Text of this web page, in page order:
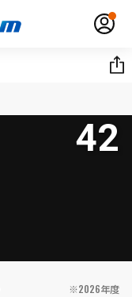
42
※2026年度